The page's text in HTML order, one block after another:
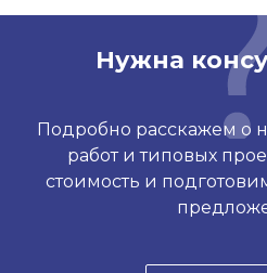
Нужна
Подробно расскажем о
работ и типовых
стоимость и